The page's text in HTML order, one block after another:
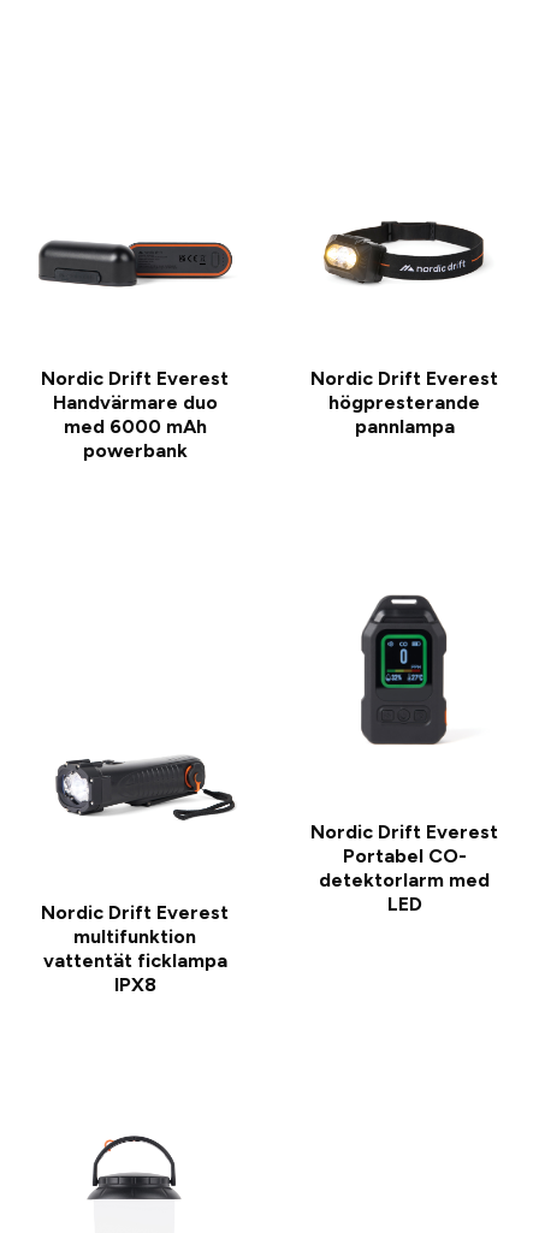
Nordic Drift Everest
Handvärmare duo
med 6000 mAh
powerbank
Nordic Drift Everest
högpresterande
pannlampa
Nordic Drift Everest
multifunktion
vattentät ficklampa
IPX8
Nordic Drift Everest
Portabel CO-
detektorlarm med
LED